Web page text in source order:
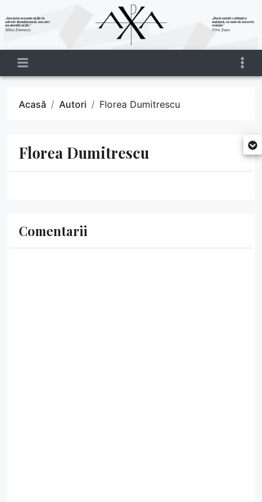
Acasă Autori Florea Dumitrescu
Florea Dumitrescu
Comentarii